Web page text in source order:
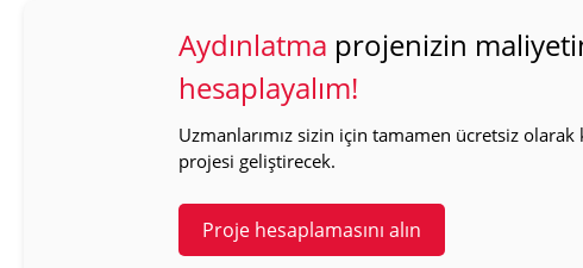
Aydınlatma projenizin
hesaplayalım!
Uzmanlarımız sizin için tamamen ücretsiz
projesi geliştirecek.
Proje hesaplamasını alın